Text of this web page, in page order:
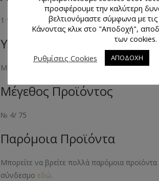
1 τεμάχιο
Υλικό Προϊόντος
Μεταλλικό
Μέγεθος Προϊόντος
№ 4/ 75
Παρόμοια Προϊόντα
Μπορείτε να βρείτε πολλά παρόμοια
σύνδεσμο εδώ.
προσφέρουμε την καλύτερη
βελτιονόμαστε σύμφωνα με τις
Κάνοντας κλικ στο "Αποδοχή",
των cookies.
Ρυθμίσεις Cookies
ΑΠΟΔΟΧΗ